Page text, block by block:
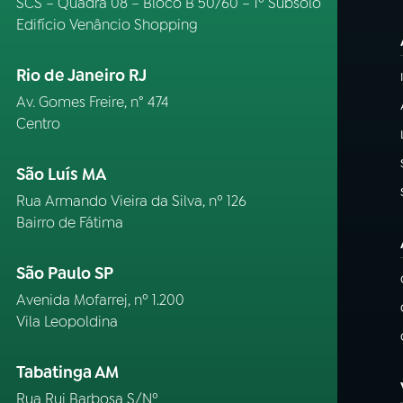
Edifício Venâncio Shopping
Rio de Janeiro RJ
Av. Gomes Freire, n° 474
Centro
São Luís MA
Rua Armando Vieira da Silva, nº 126
Bairro de Fátima
São Paulo SP
Avenida Mofarrej, nº 1.200
Vila Leopoldina
Tabatinga AM
Rua Rui Barbosa S/Nº